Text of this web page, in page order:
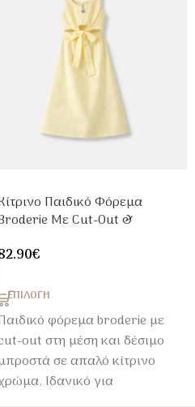
Παιδικό Φόρεμα
Με Cut-Out &
Κοριτσιού
€
ΕΠΙΛΟΓΉ
Παιδικό φόρεμα broderie με
out στη μέση και δέσιμο
σε απαλό κίτρινο
Ιδανικό για